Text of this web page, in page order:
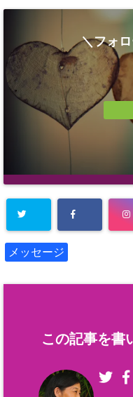
＼フォ
メッセージ
この記事を書